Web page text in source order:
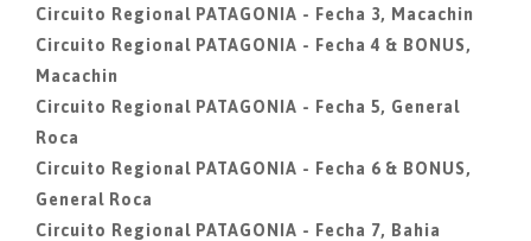
Circuito Regional PATAGONIA - Fecha 3, Macachin
Circuito Regional PATAGONIA - Fecha 4 & BONUS,
Macachin
Circuito Regional PATAGONIA - Fecha 5, General
Roca
Circuito Regional PATAGONIA - Fecha 6 & BONUS,
General Roca
Circuito Regional PATAGONIA - Fecha 7, Bahia